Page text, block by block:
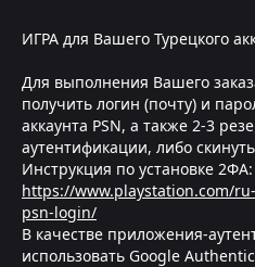
ИГРА для Вашего Турецкого
Для выполнения Вашего
получить логин (почту) и
аккаунта PSN, а также 2-3
аутентификации, либо
Инструкция по установке 2ФА:
https://www.playstation.com/
psn-login/
В качестве приложения-
использовать Google